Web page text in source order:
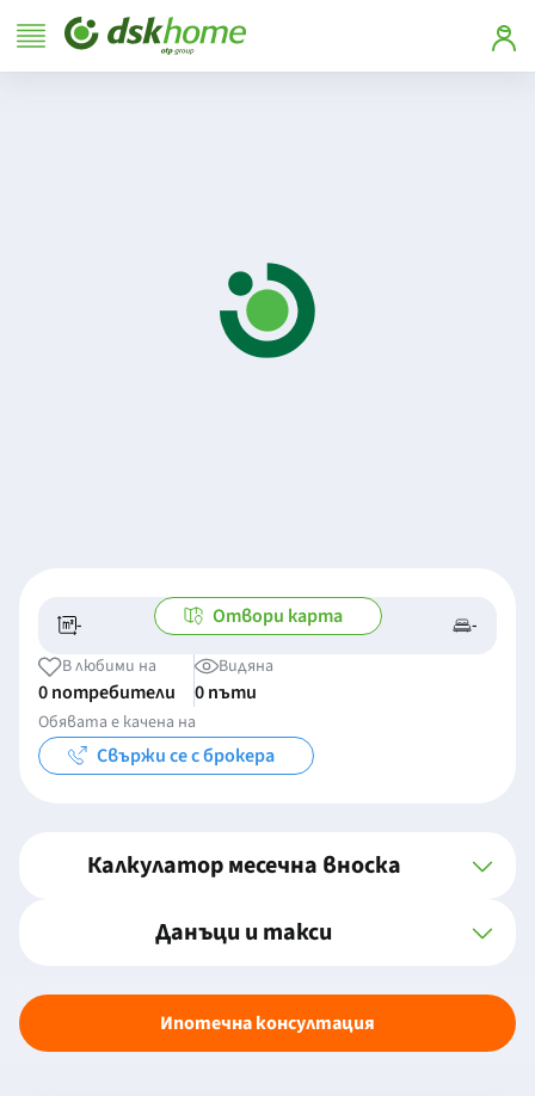
- -/- -
Отвори карта
В любими на
0 потребители
Видяна
0 пъти
Обявата е качена на
Свържи се с брокера
Калкулатор месечна вноска
Данъци и такси
Ипотечна консултация